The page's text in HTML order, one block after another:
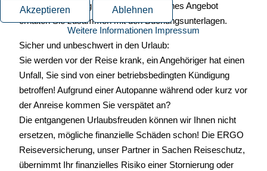
Ergo-Versicherung an. Ein unverbindliches Angebot
erhalten Sie zusammen mit den Buchungsunterlagen.
Sicher und unbeschwert in den Urlaub:
Sie werden vor der Reise krank, ein Angehöriger hat einen
Unfall, Sie sind von einer betriebsbedingten Kündigung
betroffen! Aufgrund einer Autopanne während oder kurz vor
der Anreise kommen Sie verspätet an?
Die entgangenen Urlaubsfreuden können wir Ihnen nicht
ersetzen, mögliche finanzielle Schäden schon! Die ERGO
Reiseversicherung, unser Partner in Sachen Reiseschutz,
übernimmt Ihr finanzielles Risiko einer Stornierung oder
Akzeptieren
Ablehnen
Weitere Informationen Impressum